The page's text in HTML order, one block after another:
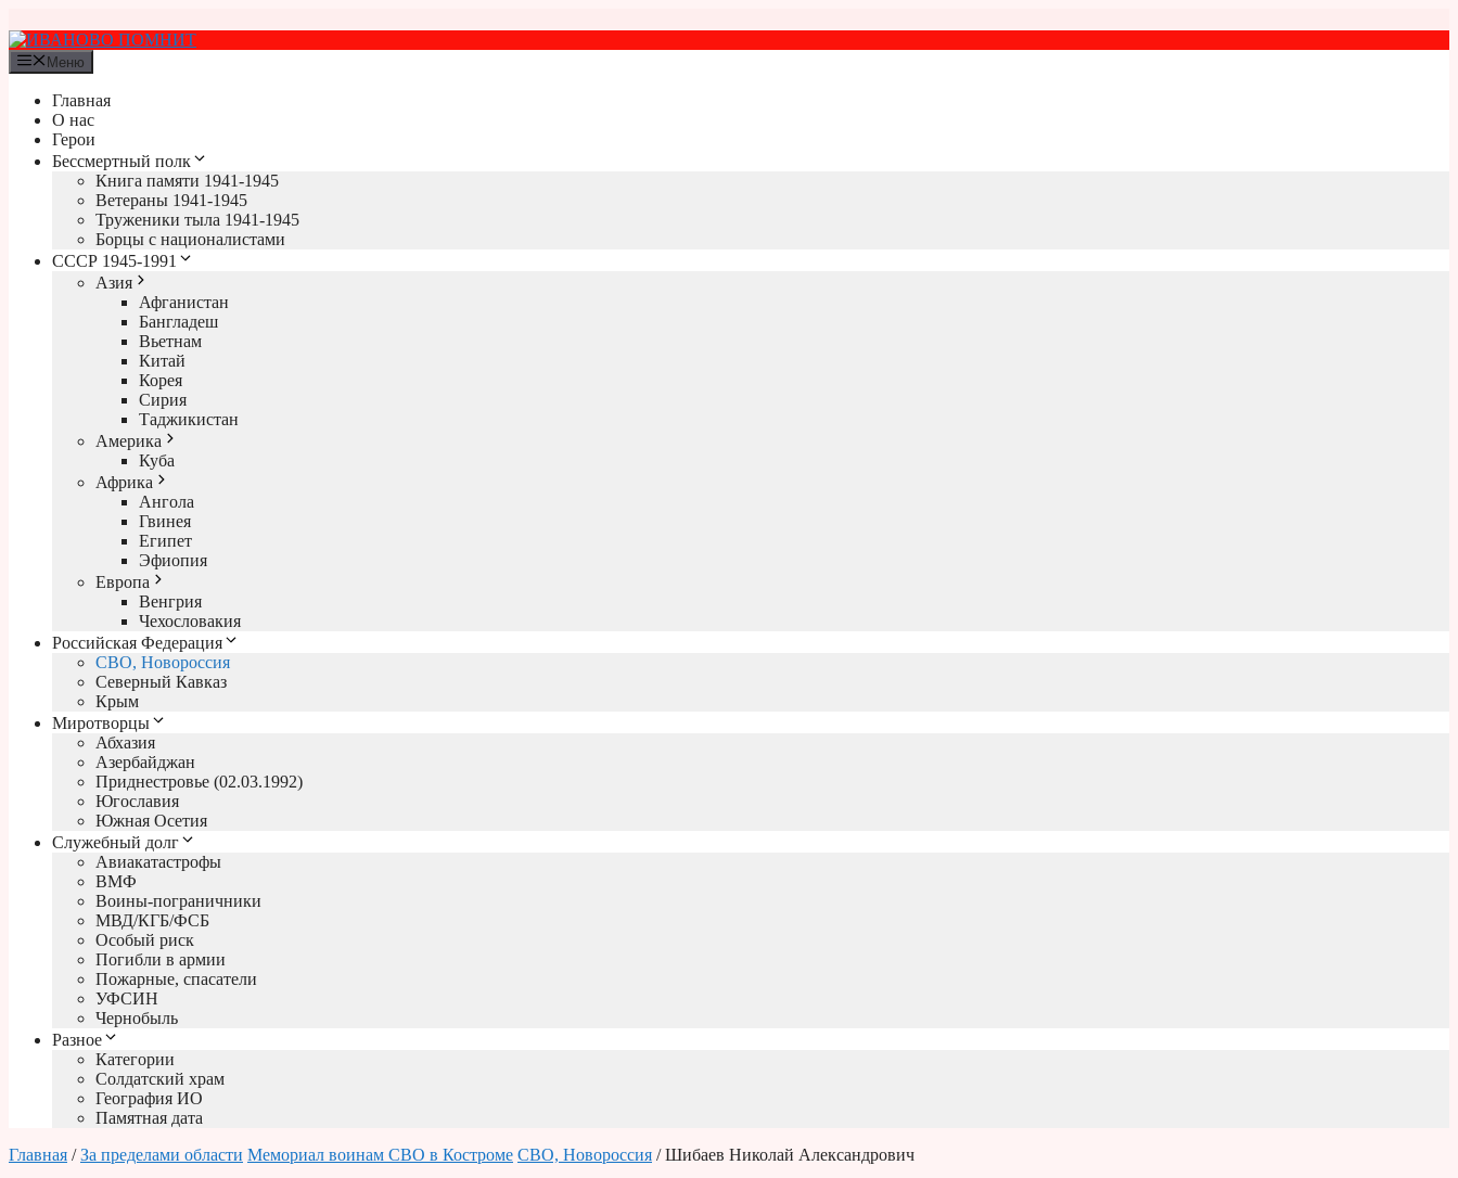
к
содержимому
Меню
Главная
О нас
Герои
Бессмертный полк
Книга памяти 1941-1945
Ветераны 1941-1945
Труженики тыла 1941-1945
Борцы с националистами
СССР 1945-1991
Азия
Афганистан
Бангладеш
Вьетнам
Китай
Корея
Сирия
Таджикистан
Америка
Куба
Африка
Ангола
Гвинея
Египет
Эфиопия
Европа
Венгрия
Чехословакия
Российская Федерация
СВО, Новороссия
Северный Кавказ
Крым
Миротворцы
Абхазия
Азербайджан
Приднестровье (02.03.1992)
Югославия
Южная Осетия
Служебный долг
Авиакатастрофы
ВМФ
Воины-пограничники
МВД/КГБ/ФСБ
Особый риск
Погибли в армии
Пожарные, спасатели
УФСИН
Чернобыль
Разное
Категории
Солдатский храм
География ИО
Памятная дата
Главная /За пределами области Мемориал воинам СВО в Костроме СВО, Новороссия / Шибаев Николай Александрович